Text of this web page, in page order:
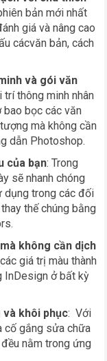
bản mới nhất
giá và nâng cao
cácvăn bản, cách
và gói văn
thông minh nhân
bọc các văn
mà không cần
dẫn Photoshop.
của bạn: Trong
sẽ nhanh chóng
dụng trong các đối
thế chúng bằng
không cần dịch
giá trị màu thành
InDesign ở bất kỳ
và khôi phục: Với
cố gắng sửa chữa
nằm trong ứng